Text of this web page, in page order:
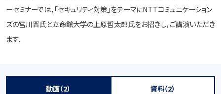
ーセミナーでは，「セキュリティ対策」をテーマにNTTコミュニケーション
ズの宮川晋氏と立命館大学の上原哲太郎氏をお招きし，ご講演いただき
ます．
動画（2） 資料（2）